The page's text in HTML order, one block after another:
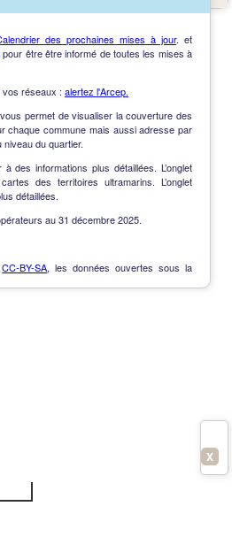
des prochaines mises à jour. et
pour être être informé de toutes les mises à
réseaux : alertez l'Arcep.
permet de visualiser la couverture des
chaque commune mais aussi adresse par
du quartier.
des informations plus détaillées. L’onglet
des territoires ultramarins. L’onglet
détaillées.
au 31 décembre 2025.
CC-BY-SA, les données ouvertes sous la
X